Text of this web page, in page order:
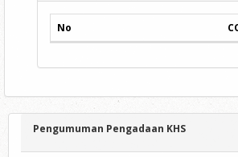
No
Pengumuman Pengadaan KHS